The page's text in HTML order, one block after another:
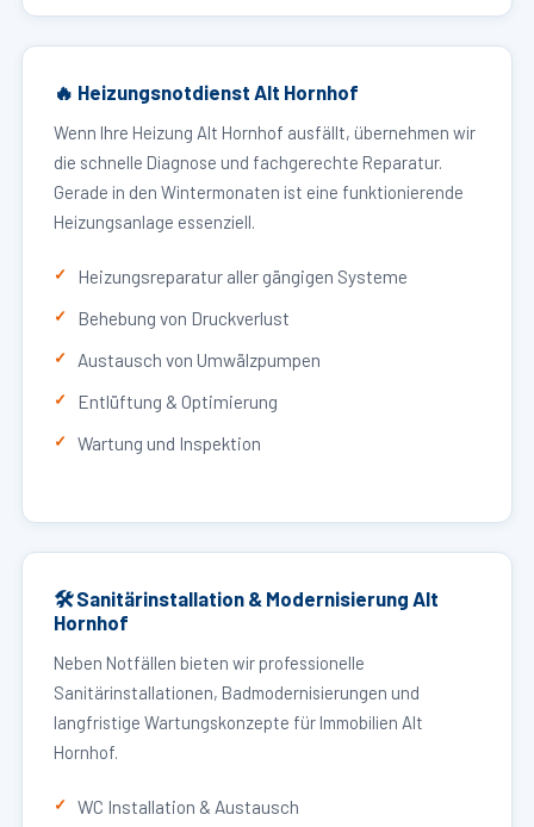
🔥 Heizungsnotdienst Alt Hornhof
Wenn Ihre Heizung Alt Hornhof ausfällt, übernehmen wir
die schnelle Diagnose und fachgerechte Reparatur.
Gerade in den Wintermonaten ist eine funktionierende
Heizungsanlage essenziell.
Heizungsreparatur aller gängigen Systeme
Behebung von Druckverlust
Austausch von Umwälzpumpen
Entlüftung & Optimierung
Wartung und Inspektion
🛠 Sanitärinstallation & Modernisierung Alt
Hornhof
Neben Notfällen bieten wir professionelle
Sanitärinstallationen, Badmodernisierungen und
langfristige Wartungskonzepte für Immobilien Alt
Hornhof.
WC Installation & Austausch